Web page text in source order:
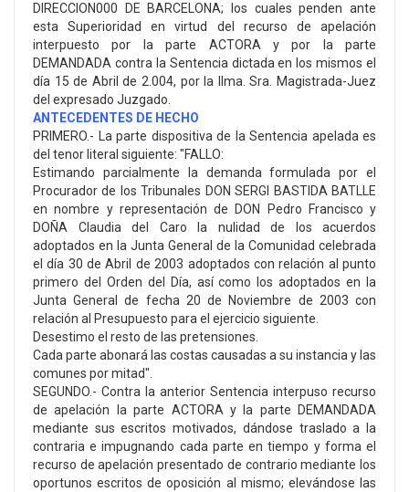
DIRECCION000 DE BARCELONA; los cuales penden ante
esta Superioridad en virtud del recurso de apelación
interpuesto por la parte ACTORA y por la parte
DEMANDADA contra la Sentencia dictada en los mismos el
día 15 de Abril de 2.004, por la Ilma. Sra. Magistrada-Juez
del expresado Juzgado.
ANTECEDENTES DE HECHO
PRIMERO.- La parte dispositiva de la Sentencia apelada es
del tenor literal siguiente: "FALLO:
Estimando parcialmente la demanda formulada por el
Procurador de los Tribunales DON SERGI BASTIDA BATLLE
en nombre y representación de DON Pedro Francisco y
DOÑA Claudia del Caro la nulidad de los acuerdos
adoptados en la Junta General de la Comunidad celebrada
el día 30 de Abril de 2003 adoptados con relación al punto
primero del Orden del Día, así como los adoptados en la
Junta General de fecha 20 de Noviembre de 2003 con
relación al Presupuesto para el ejercicio siguiente.
Desestimo el resto de las pretensiones.
Cada parte abonará las costas causadas a su instancia y las
comunes por mitad".
SEGUNDO.- Contra la anterior Sentencia interpuso recurso
de apelación la parte ACTORA y la parte DEMANDADA
mediante sus escritos motivados, dándose traslado a la
contraria e impugnando cada parte en tiempo y forma el
recurso de apelación presentado de contrario mediante los
oportunos escritos de oposición al mismo; elevándose las